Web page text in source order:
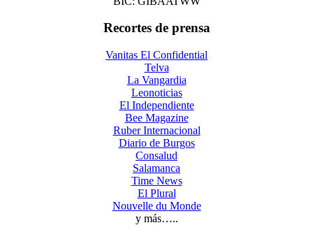
Recortes de prensa
Vanitas El Confidential
Telva
La Vangardia
Leonoticias
El Independiente
Bee Magazine
Ruber Internacional
Diario de Burgos
Consalud
Salamanca
Time News
El Plural
Nouvelle du Monde
y más…..